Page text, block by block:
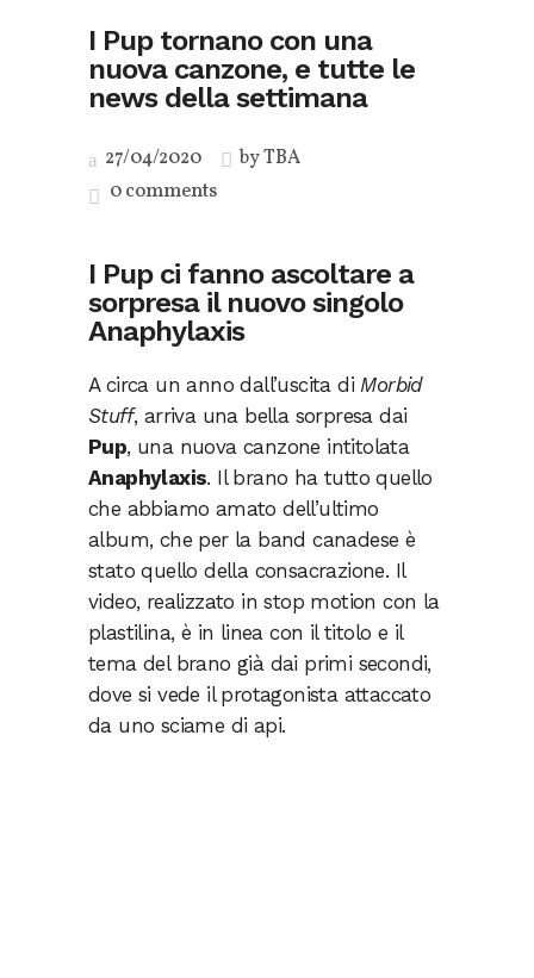
I Pup tornano con una
nuova canzone, e tutte le
news della settimana
27/04/2020 byTBA
0 comments
I Pup ci fanno ascoltare a
sorpresa il nuovo singolo
Anaphylaxis
A circa un anno dall’uscita di Morbid
Stuff, arriva una bella sorpresa dai
Pup, una nuova canzone intitolata
Anaphylaxis. Il brano ha tutto quello
che abbiamo amato dell’ultimo
album, che per la band canadese è
stato quello della consacrazione. Il
video, realizzato in stop motion con la
plastilina, è in linea con il titolo e il
tema del brano già dai primi secondi,
dove si vede il protagonista attaccato
da uno sciame di api.